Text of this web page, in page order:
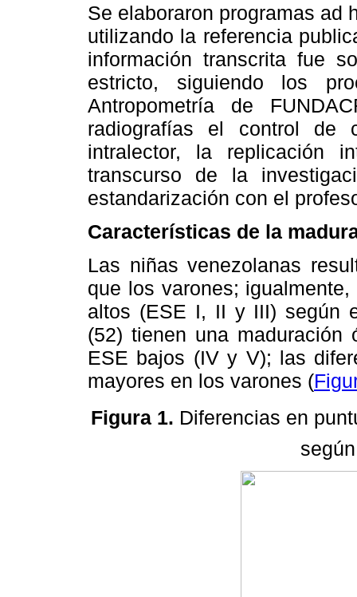
Se elaboraron programas ad
utilizando la referencia
información transcrita fue
estricto, siguiendo los
Antropometría de
radiografías el control de
intralector, la replicación
transcurso de la
estandarización con el
Características de la
Las niñas venezolanas
que los varones;
altos (ESE I, II y III) según
(52) tienen una
ESE bajos (IV y V); las
mayores en los varones (
Figura 1. Diferencias en